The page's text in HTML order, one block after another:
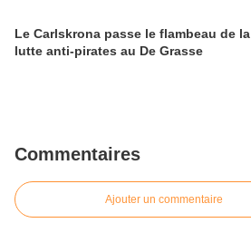
Le Carlskrona passe le flambeau de la
lutte anti-pirates au De Grasse
Commentaires
Ajouter un commentaire